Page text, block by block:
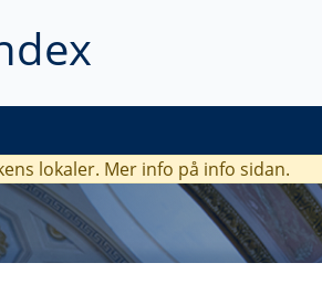
lokaler. Mer info på info sidan.